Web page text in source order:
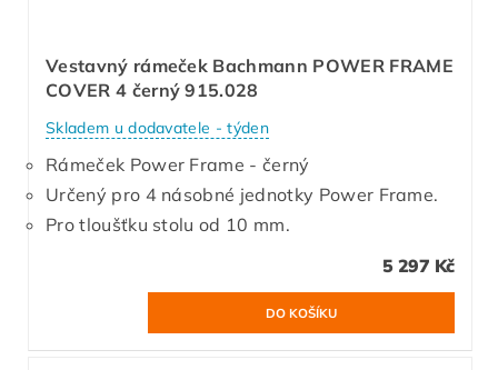
Vestavný rámeček Bachmann POWER FRAME
COVER 4 černý 915.028
Skladem u dodavatele - týden
Rámeček Power Frame - černý
Určený pro 4 násobné jednotky Power Frame.
Pro tloušťku stolu od 10 mm.
5 297 Kč